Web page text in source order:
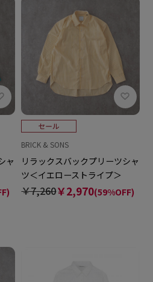
ャ
BRICK & SONS
リラックスバックプリーツシャ
ツ＜イエローストライプ＞
￥7,260￥2,970(59%OFF)